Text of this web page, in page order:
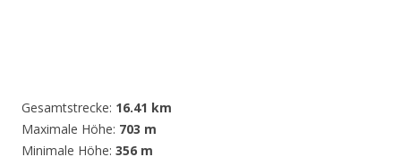
Gesamtstrecke: 16.41 km
Maximale Höhe: 703 m
Minimale Höhe: 356 m